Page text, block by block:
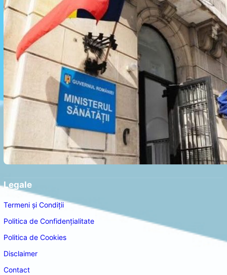
Legale
Termeni și Condiții
Politica de Confidențialitate
Politica de Cookies
Disclaimer
Contact